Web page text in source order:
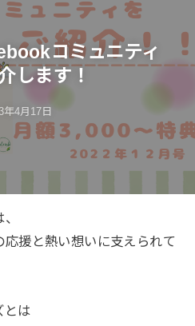
コミュニティ
します！
年4月17日
援と熱い想いに支えられて
とは